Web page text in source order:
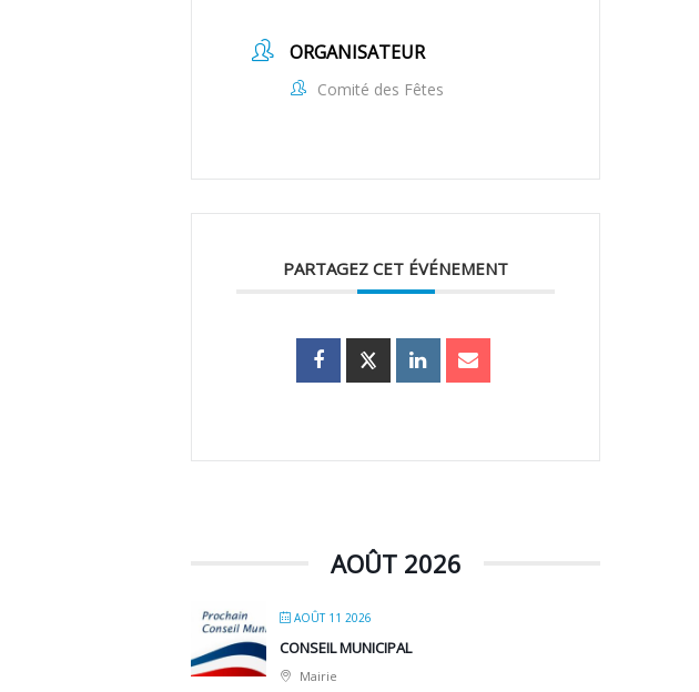
ORGANISATEUR
Comité des Fêtes
PARTAGEZ CET ÉVÉNEMENT
AOÛT 2026
AOÛT 11 2026
CONSEIL MUNICIPAL
Mairie